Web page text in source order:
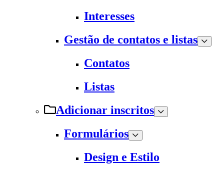
Interesses
Gestão de contatos e listas
Contatos
Listas
Adicionar inscritos
Formulários
Design e Estilo